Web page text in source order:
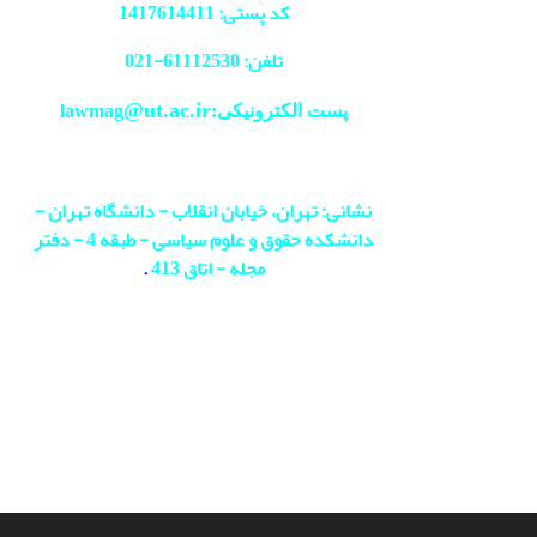
کد پستی: 1417614411
تلفن: 61112530-
021
پست الکترونیکی:lawmag@ut.ac.ir
نشانی: تهران، خیابان انقلاب - دانشگاه تهران -
دانشکده حقوق و علوم سیاسی - طبقه 4 - دفتر
مجله - اتاق 413
.